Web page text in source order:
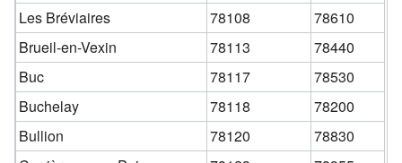
Les Bréviaires
78108
78610
Brueil-en-Vexin
78113
78440
Buc
78117
78530
Buchelay
78118
78200
Bullion
78120
78830